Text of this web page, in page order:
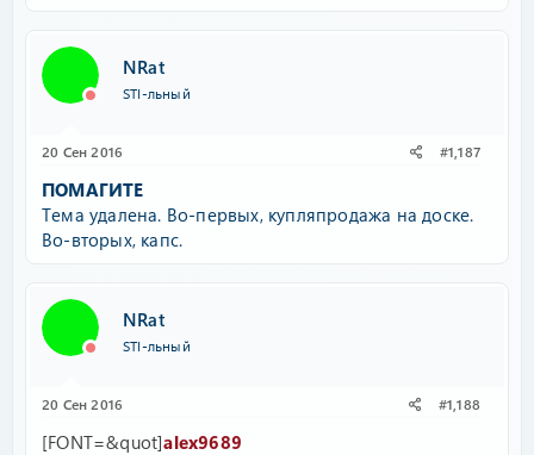
NRat
STI-льный
20 Сен 2016 #1,187
ПОМАГИТЕ
Тема удалена. Во-первых, купляпродажа на доске.
Во-вторых, капс.
NRat
STI-льный
20 Сен 2016 #1,188
[FONT=&quot]alex9689